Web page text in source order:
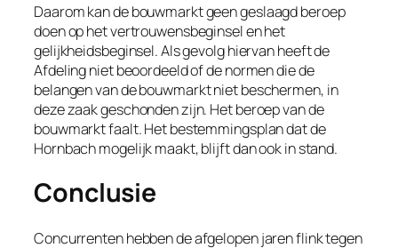
Daarom kan de bouwmarkt geen geslaagd beroep
doen op het vertrouwensbeginsel en het
gelijkheidsbeginsel. Als gevolg hiervan heeft de
Afdeling niet beoordeeld of de normen die de
belangen van de bouwmarkt niet beschermen, in
deze zaak geschonden zijn. Het beroep van de
bouwmarkt faalt. Het bestemmingsplan dat de
Hornbach mogelijk maakt, blijft dan ook in stand.
Conclusie
Concurrenten hebben de afgelopen jaren flink tegen